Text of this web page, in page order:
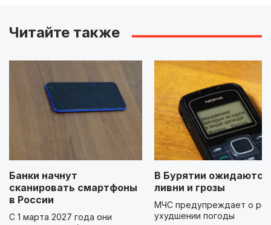
Читайте также
Банки начнут
сканировать смартфоны
в России
С 1 марта 2027 года они
В Бурятии ожидаются
ливни и грозы
МЧС предупреждает о
ухудшении погоды